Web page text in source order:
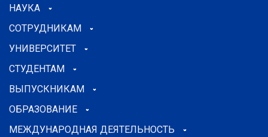
НАУКА
СОТРУДНИКАМ
УНИВЕРСИТЕТ
СТУДЕНТАМ
ВЫПУСКНИКАМ
ОБРАЗОВАНИЕ
МЕЖДУНАРОДНАЯ ДЕЯТЕЛЬНОСТЬ